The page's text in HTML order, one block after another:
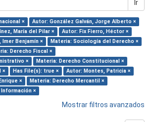
Ir
×
Autor: González Galván, Jorge Alberto ×
María del Pilar ×
Autor: Fix Fierro, Héctor ×
Benjamín ×
Materia: Sociología del Derecho ×
Derecho Fiscal ×
×
Materia: Derecho Constitucional ×
×
Has File(s): true ×
Autor: Montes, Patricia ×
×
Materia: Derecho Mercantil ×
×
Mostrar filtros avanzados